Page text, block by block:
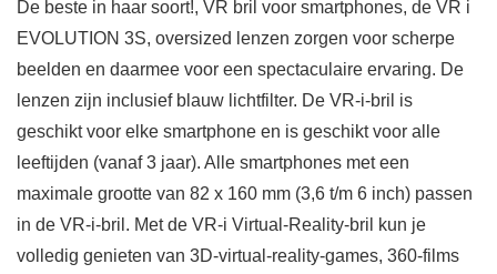
De beste in haar soort!, VR bril voor smartphones, de VR i
EVOLUTION 3S, oversized lenzen zorgen voor scherpe
beelden en daarmee voor een spectaculaire ervaring. De
lenzen zijn inclusief blauw lichtfilter. De VR-i-bril is
geschikt voor elke smartphone en is geschikt voor alle
leeftijden (vanaf 3 jaar). Alle smartphones met een
maximale grootte van 82 x 160 mm (3,6 t/m 6 inch) passen
in de VR-i-bril. Met de VR-i Virtual-Reality-bril kun je
volledig genieten van 3D-virtual-reality-games, 360-films